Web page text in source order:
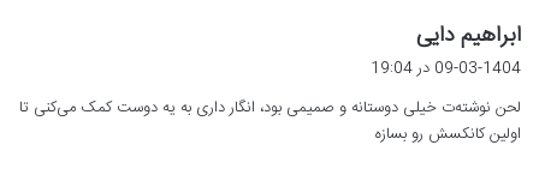
ابراهیم دایی
ف
:
09-03-1404 در 19:04
لحن نوشته‌ت خیلی دوستانه و صمیمی بود، انگار داری به یه دوست کمک می‌کنی تا
اولین کانکسش رو بسازه